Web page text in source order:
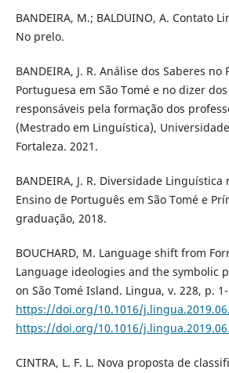
BANDEIRA, M.; BALDUINO, A. Contato
No prelo.
BANDEIRA, J. R. Análise dos Saberes
Portuguesa em São Tomé e no dizer
responsáveis pela formação dos
(Mestrado em Linguística),
Fortaleza. 2021.
BANDEIRA, J. R. Diversidade Linguística
Ensino de Português em São Tomé e
graduação, 2018.
BOUCHARD, M. Language shift from
Language ideologies and the symbolic
on São Tomé Island. Lingua, v. 228, p.
https://doi.org/10.1016/
https://doi.org/10.1016/
CINTRA, L. F. L. Nova proposta de